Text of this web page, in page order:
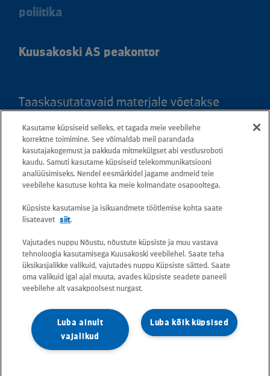
poliitika
Kuusakoski AS peakontor
Taaskasutatavaid materjale võetakse
Kaardil klõpsates leiate kõigi maakondade
teeninduspunktid ja teejuhised.
Postiaadress: Betooni 12, 13816 Tallinn
(Eesti)
Kõik e-posti aadressid on kujul
eesnimi.perekonnanimi@kuusakoski.com
Konkreetsete tegevuskohtade
kontaktandmete vaatamiseks valige
Kasutame küpsiseid selleks, et tagada meie veebilehe
korrektne toimimine. See võimaldab meil parandada
kasutajakogemust ja pakkuda mitmekülgset abi vestlusroboti
kaudu. Samuti kasutame küpsiseid telekommunikatsiooni
analüüsimiseks. Nendel eesmärkidel jagame andmeid teie
veebilehe kasutuse kohta ka meie kolmandate osapooltega.
Küpsiste kasutamise ja isikuandmete töötlemise kohta saate
lisateavet
siit.
Vajutades nuppu Nõustu, nõustute küpsiste ja muu vastava
tehnoloogia kasutamisega Kuusakoski veebilehel. Saate teha
üksikasjalikke valikuid, vajutades nuppu Küpsiste sätted. Saate
oma valikuid igal ajal muuta, avades küpsiste seadete paneeli
veebilehe alt vasakpoolsest nurgast.
Luba kõik küpsised
Luba ainult
vajalikud